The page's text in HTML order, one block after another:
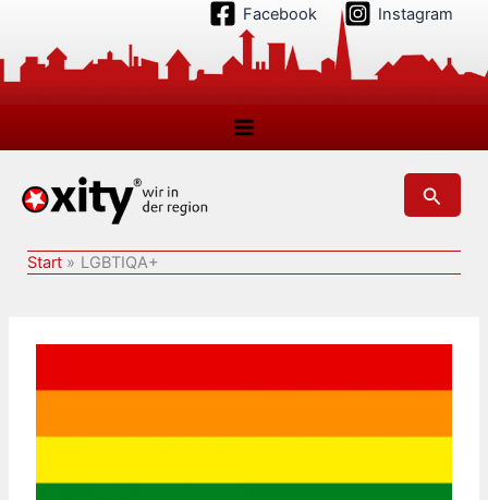
springen
Facebook Instagram
Suchen
Start LGBTIQA+